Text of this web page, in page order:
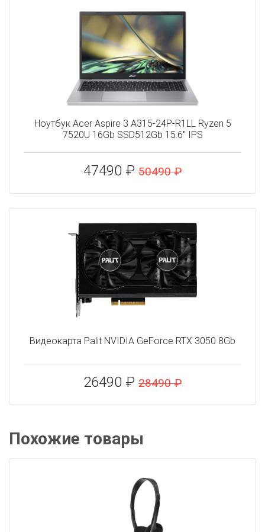
Ноутбук Acer Aspire 3 A315-24P-R1LL Ryzen 5
7520U 16Gb SSD512Gb 15.6" IPS
47490 ₽ 50490 ₽
Видеокарта Palit NVIDIA GeForce RTX 3050 8Gb
26490 ₽ 28490 ₽
Похожие товары